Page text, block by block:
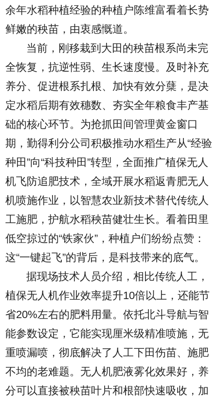
余年水稻种植经验的种植户陈维富看着长势
鲜嫩的秧苗，由衷感慨道。
当前，刚移栽到大田的秧苗根系尚未完
全恢复，抗逆性弱、生长速度慢。及时补充
养分、促进根系扎根、加快有效分蘖，是决
定水稻后期有效穗数、夯实全年粮食丰产基
础的核心环节。为抢抓田间管理黄金窗口
期，勤得利分公司积极推动水稻生产从“经验
种田”向“科技种田”转型，全面推广植保无人
机飞防追肥技术，全域开展水稻返青肥无人
机喷施作业，以智慧农业新技术替代传统人
工施肥，护航水稻秧苗健壮生长。看着田里
低空掠过的“铁家伙”，种植户们纷纷点赞：
这“一键起飞”的背后，是科技带来的底气。
据现场技术人员介绍，相比传统人工，
植保无人机作业效率提升10倍以上，还能节
省20%左右的肥料用量。依托北斗导航与智
能参数设定，它能实现厘米级精准喷施，无
重喷漏喷，彻底解决了人工下田伤苗、施肥
不均的老难题。无人机肥液雾化效果好，养
分可以直接被秧苗叶片和根部快速吸收，加